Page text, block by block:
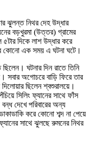
ঝুলন্ত নিথর দেহ উদ্ধার
বড়খুরমা (উত্তর) গ্রামের
দিকে লাশ উদ্ধার করে
কোনো এক সময় এ ঘটনা ঘটে।
ঘটনার দিন রাতে তিনি
সবার অগোচরে বাড়ি ফিরে তার
ছিলেন শ্বশুরালয়ে।
সিলিং ফ্যানের সাথে ফাঁস
দেখে পরিবারের অন্য
করে কোনো শব্দ না পেয়ে
সাথে ঝুলছে রুমনের নিথর